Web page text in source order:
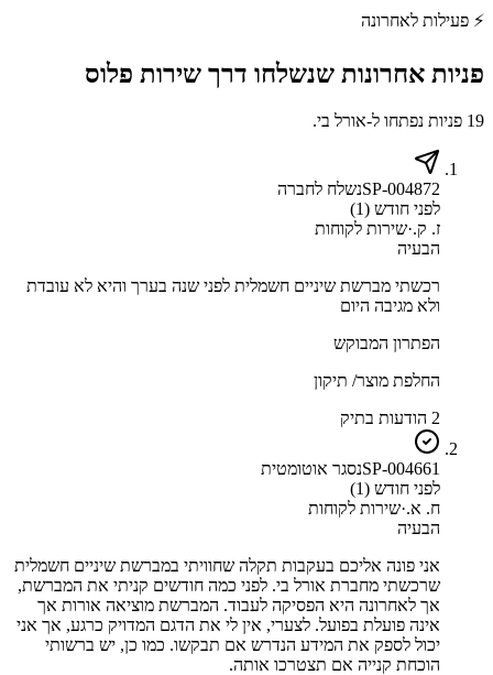
⚡ פעילות לאחרונה
פניות אחרונות שנשלחו דרך שירות פלוס
19 פניות נפתחו ל-אורל בי.
SP-004872נשלח לחברה
לפני חודש (1)
ז. ק.·שירות לקוחות
הבעיה
רכשתי מברשת שיניים חשמלית לפני שנה בערך והיא לא עובדת
ולא מגיבה היום
הפתרון המבוקש
החלפת מוצר/ תיקון
2 הודעות בתיק
SP-004661נסגר אוטומטית
לפני חודש (1)
ח. א.·שירות לקוחות
הבעיה
אני פונה אליכם בעקבות תקלה שחוויתי במברשת שיניים חשמלית
שרכשתי מחברת אורל בי. לפני כמה חודשים קניתי את המברשת,
אך לאחרונה היא הפסיקה לעבוד. המברשת מוציאה אורות אך
אינה פועלת בפועל. לצערי, אין לי את הדגם המדויק כרגע, אך אני
יכול לספק את המידע הנדרש אם תבקשו. כמו כן, יש ברשותי
הוכחת קנייה אם תצטרכו אותה.